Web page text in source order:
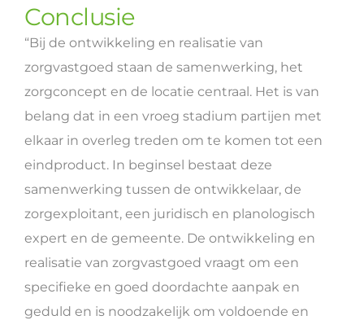
Conclusie
“Bij de ontwikkeling en realisatie van
zorgvastgoed staan de samenwerking, het
zorgconcept en de locatie centraal. Het is van
belang dat in een vroeg stadium partijen met
elkaar in overleg treden om te komen tot een
eindproduct. In beginsel bestaat deze
samenwerking tussen de ontwikkelaar, de
zorgexploitant, een juridisch en planologisch
expert en de gemeente. De ontwikkeling en
realisatie van zorgvastgoed vraagt om een
specifieke en goed doordachte aanpak en
geduld en is noodzakelijk om voldoende en